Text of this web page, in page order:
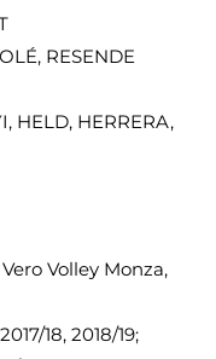
RESENDE
HELD, HERRERA,
Volley Monza,
18, 2018/19;